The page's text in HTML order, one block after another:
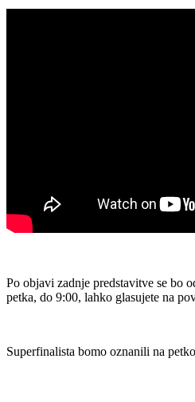
Po objavi zadnje predstavitve se bo
petka, do 9:00, lahko glasujete na
Superfinalista bomo oznanili na